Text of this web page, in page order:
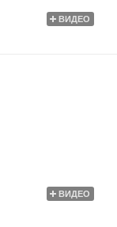
ВИДЕО
ВИДЕО